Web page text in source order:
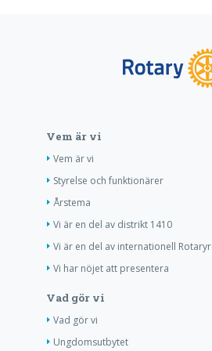
Vem är vi
Vem är vi
Styrelse och funktionärer
Årstema
Vi är en del av distrikt 1410
Vi är en del av internationell
Vi har nöjet att presentera
Vad gör vi
Vad gör vi
Ungdomsutbytet